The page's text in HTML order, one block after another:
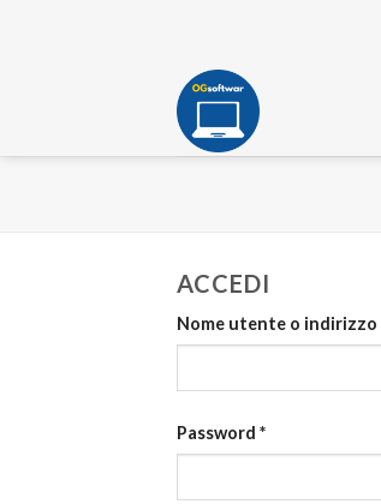
ACCEDI
Nome utente o indirizzo
Password *